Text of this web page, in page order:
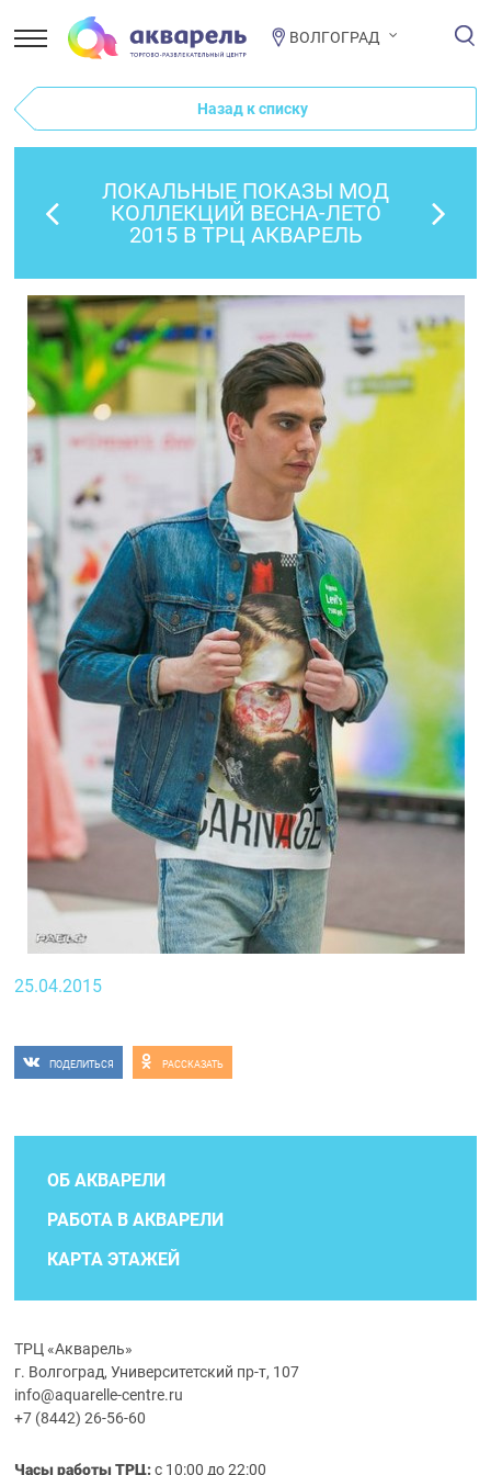
ВОЛГОГРАД
Назад к списку
ЛОКАЛЬНЫЕ ПОКАЗЫ МОД
КОЛЛЕКЦИЙ ВЕСНА-ЛЕТО
2015 В ТРЦ АКВАРЕЛЬ
25.04.2015
ПОДЕЛИТЬСЯ РАССКАЗАТЬ
ОБ АКВАРЕЛИ
РАБОТА В АКВАРЕЛИ
КАРТА ЭТАЖЕЙ
ТРЦ «Акварель»
г. Волгоград, Университетский пр-т, 107
info@aquarelle-centre.ru
+7 (8442) 26-56-60
Часы работы ТРЦ:с 10:00 до 22:00